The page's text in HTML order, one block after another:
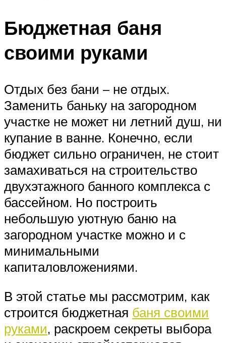
Бюджетная баня
своими руками
Отдых без бани – не отдых.
Заменить баньку на загородном
участке не может ни летний душ, ни
купание в ванне. Конечно, если
бюджет сильно ограничен, не стоит
замахиваться на строительство
двухэтажного банного комплекса с
бассейном. Но построить
небольшую уютную баню на
загородном участке можно и с
минимальными
капиталовложениями.
В этой статье мы рассмотрим, как
строится бюджетная баня своими
руками, раскроем секреты выбора